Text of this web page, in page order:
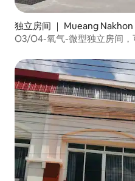
独立房间 ｜ Mueang
O3/O4-氧气-微型独立房间，